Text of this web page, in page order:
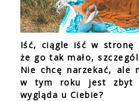
Iść, ciągle iść w stronę
że go tak mało,
Nie chcę narzekać, ale
w tym roku jest zbyt
wygląda u Ciebie?